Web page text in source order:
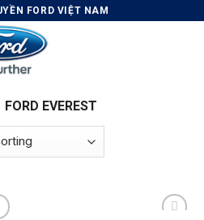
FORD VIỆT NAM
FORD EVEREST